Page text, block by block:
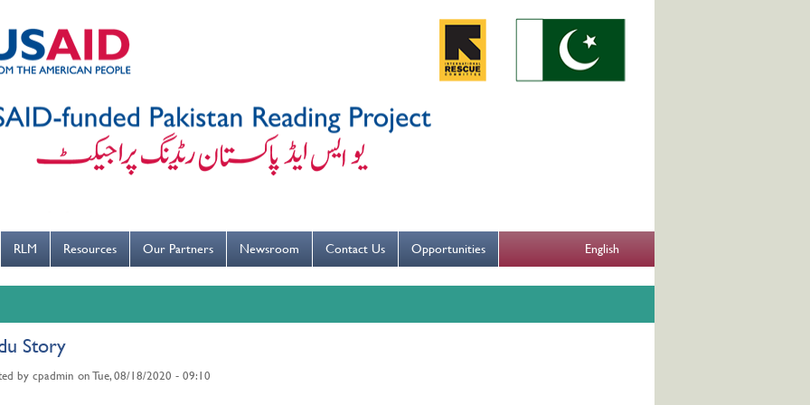
English
RLM Resources Our Partners Newsroom Contact Us Opportunities
Story
by cpadmin onTue, 08/18/2020 - 09:10